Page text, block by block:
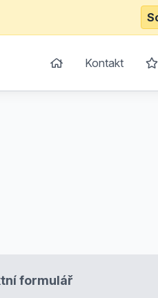
Kontakt
formulář